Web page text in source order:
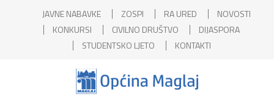
JAVNE NABAVKE ZOSPI RA URED
NOVOSTI
KONKURSI
CIVILNO DRUŠTVO
DIJASPORA
STUDENTSKO LJETO
KONTAKTI